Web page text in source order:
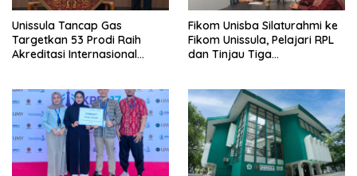
Unissula Tancap Gas
Targetkan 53 Prodi Raih
Akreditasi Internasional
Fikom Unisba Silaturahmi ke
Fikom Unissula, Pelajari RPL
dan Tinjau Tiga